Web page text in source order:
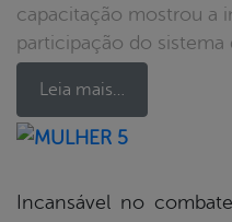
capacitação mostrou a
participação do sistema
Leia mais…
Incansável no